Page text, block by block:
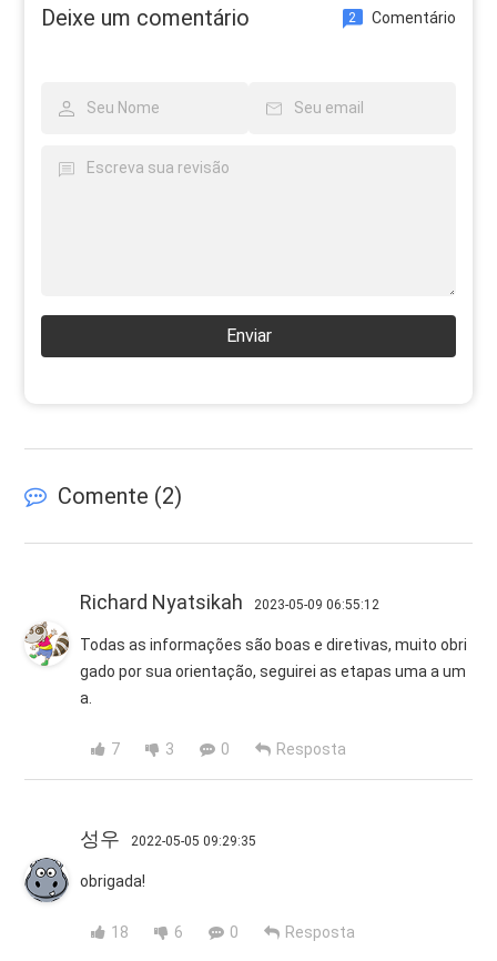
Deixe um comentário 2 Comentário
Enviar
Comente (2)
Richard Nyatsikah 2023-05-09 06:55:12
Todas as informações são boas e diretivas, muito obri
gado por sua orientação, seguirei as etapas uma a um
a.
7 3 0 Resposta
성우 2022-05-05 09:29:35
obrigada!
18 6 0 Resposta